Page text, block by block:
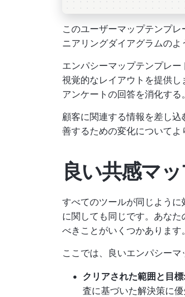
このユーザーマップテンプ
ニアリングダイアグラムのよ
エンパシーマップテンプレ
視覚的なレイアウトを提供し
アンケートの回答を消化する。
顧客に関連する情報を差し
善するための変化についてよ
良い共感マ
すべてのツールが同じよう
に関しても同じです。あな
べきことがいくつかあります
ここでは、良いエンパシー
クリアされた範囲と目標:
査に基づいた解決策に優